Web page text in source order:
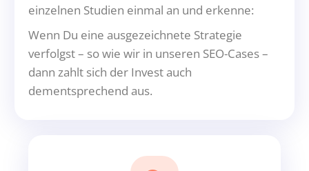
einzelnen Studien einmal an und erkenne:
Wenn Du eine ausgezeichnete Strategie
verfolgst – so wie wir in unseren SEO-Cases –
dann zahlt sich der Invest auch
dementsprechend aus.